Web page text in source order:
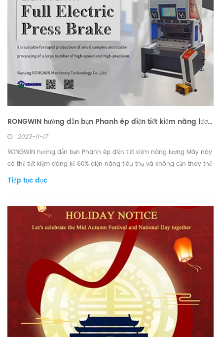
RONGWIN hướng dẫn bạn Phanh ép điện tiết kiệm năng lượng
2023-11-17
RONGWIN hướng dẫn bạn Phanh ép điện tiết kiệm năng lượng Máy này
có thể tiết kiệm đáng kể 60% điện năng tiêu thụ và không cần thay thế
van dầu và thủy lực thường xuyên. Nó phù hợp để sản xuất nhanh các
mẫu nhỏ và xử lý ổn định số lượng lớn tốc độ cao, độ chính xác cao
Tiếp tục đọc